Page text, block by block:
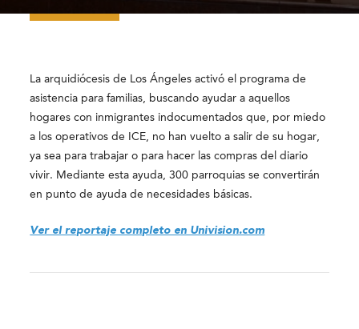
La arquidiócesis de Los Ángeles activó el programa de
asistencia para familias, buscando ayudar a aquellos
hogares con inmigrantes indocumentados que, por miedo
a los operativos de ICE, no han vuelto a salir de su hogar,
ya sea para trabajar o para hacer las compras del diario
vivir. Mediante esta ayuda, 300 parroquias se convertirán
en punto de ayuda de necesidades básicas.
Ver el reportaje completo en Univision.com